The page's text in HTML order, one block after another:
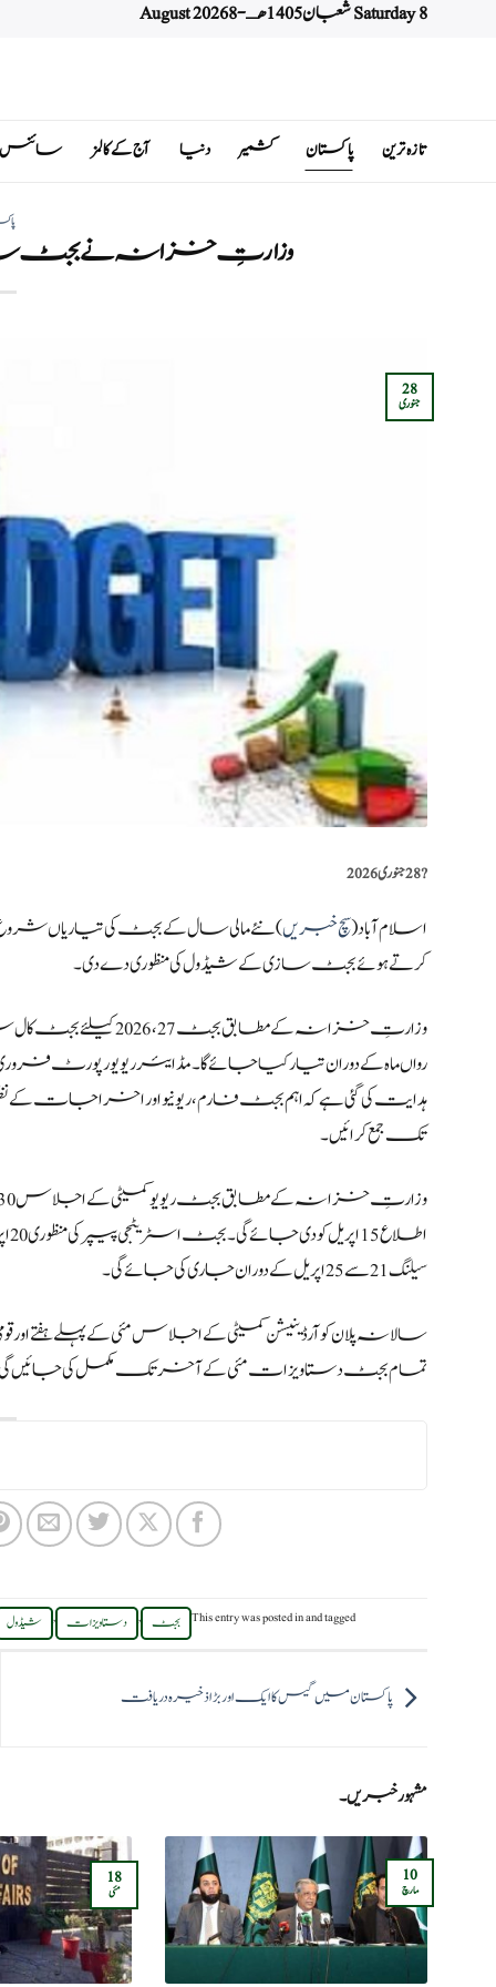
Saturday 8 شعبان 1405 هـ - 8 August 2026
تازہ ترین پاکستان کشمیر دنیا آج کے کالمز سائنس
وزارتِ خزانہ نے بجٹ
28
جنوری
?️28 جنوری 2026
اسلام آباد (سچ خبریں) نئے مالی سال کے بجٹ کی تیاریاں
کرتے ہوئے بجٹ سازی کے شیڈول کی منظوری دے دی۔
وزارتِ خزانہ کے
تک جمع کرائیں۔
سیلنگ 21 سے 25 اپریل کے دوران جاری کی جائے گی۔
سالانہ پلان کوآرڈینیشن کمیٹی کے اجلاس مئی کے پہلے ہفتے
تمام بجٹ دستاویزات مئی کے آخر تک مکمل کی جائیں گی جبکہ سہ ماہی بجٹ تخمینے
This entry was posted inand tagged بجٹ , دستاویزات , شیڈول
پاکستان میں گیس کا ایک اور بڑا ذخیرہ دریافت
مشہور خبریں۔
10
مارچ
18
مئی